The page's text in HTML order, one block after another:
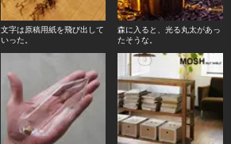
文字は原稿用紙を飛び出して
いった。
森に入ると、光る丸太があっ
たそうな。